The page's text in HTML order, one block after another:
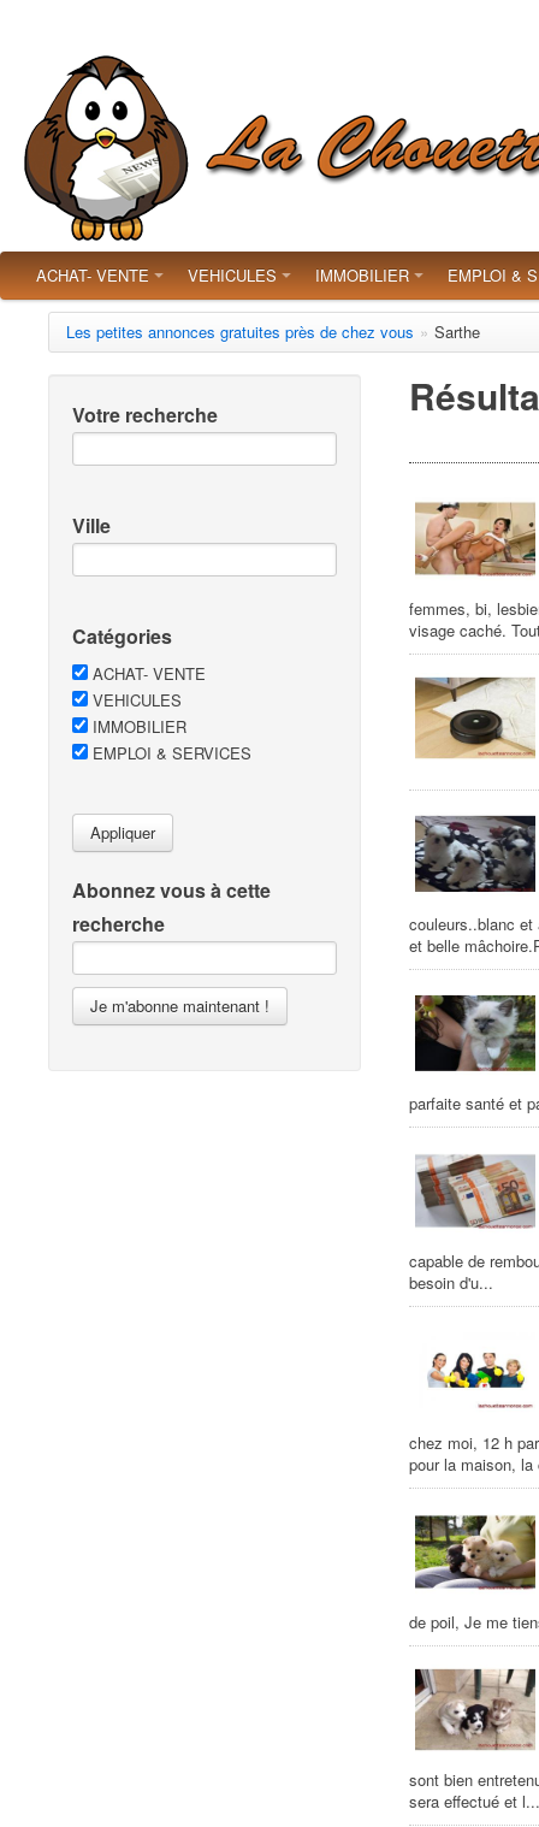
ACHAT- VENTE VEHICULES IMMOBILIER EMPLOI &
Les petites annonces gratuites près de chez vous » Sarthe
Votre recherche
Ville
Catégories
ACHAT- VENTE
VEHICULES
IMMOBILIER
EMPLOI & SERVICES
Appliquer
Abonnez vous à cette
recherche
Je m'abonne maintenant !
femmes, bi,
visage caché.
couleurs..blanc
et belle
parfaite santé et
capable de
besoin d'u...
chez moi, 12 h
pour la maison,
de poil, Je me
sont bien
sera effectué et l...